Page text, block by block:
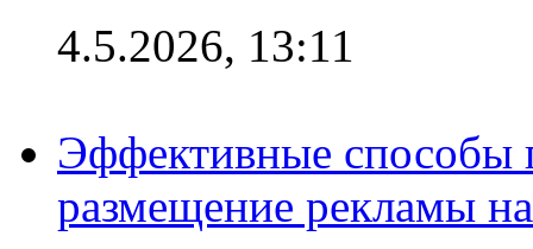
4.5.2026, 13:11
Эффективные способы
размещение рекламы